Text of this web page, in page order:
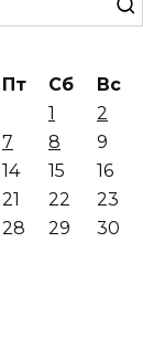
Пт Сб
Вс
1
2
7 8
9
14 15
16
21 22
23
28 29
30